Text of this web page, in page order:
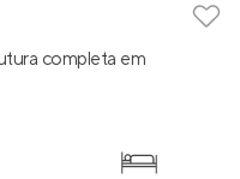
completa em